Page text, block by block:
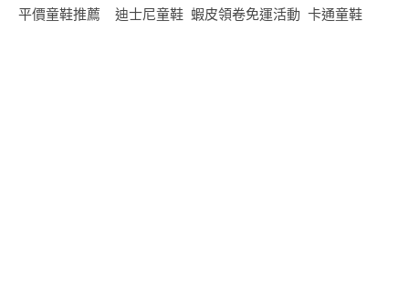
平價童鞋推薦 迪士尼童鞋 蝦皮領卷免運活動 卡通童鞋